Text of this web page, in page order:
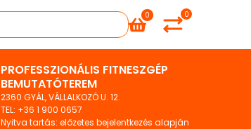
0 0
PROFESSZIONÁLIS FITNESZGÉP
BEMUTATÓTEREM
2360 GYÁL, VÁLLALKOZÓ U. 12.
TEL: +36 1 900 0657
Nyitva tartás: előzetes bejelentkezés alapján